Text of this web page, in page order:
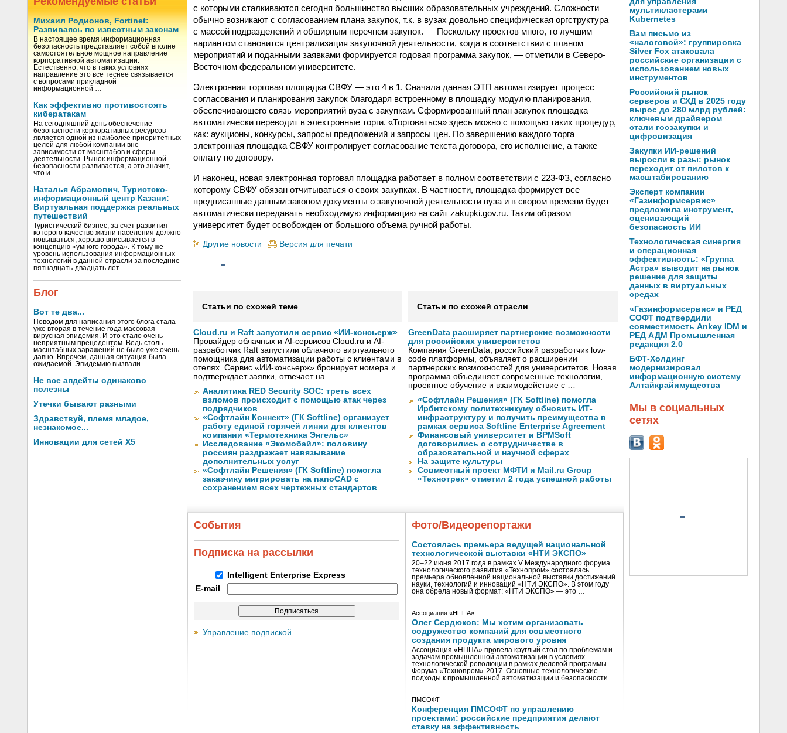
Михаил Родионов, Fortinet:
Развиваясь по известным законам
В настоящее время информационная
безопасность представляет собой вполне
самостоятельное мощное направление
корпоративной автоматизации.
Естественно, что в таких условиях
направление это все теснее связывается
с вопросами прикладной
информационной …
Как эффективно противостоять
кибератакам
На сегодняшний день обеспечение
безопасности корпоративных ресурсов
является одной из наиболее приоритетных
целей для любой компании вне
зависимости от масштабов и сферы
деятельности. Рынок информационной
безопасности развивается, а это значит,
что и …
Наталья Абрамович, Туристско-
информационный центр Казани:
Виртуальная поддержка реальных
путешествий
Туристический бизнес, за счет развития
которого качество жизни населения должно
повышаться, хорошо вписывается в
концепцию «умного города». К тому же
уровень использования информационных
технологий в данной отрасли за последние
пятнадцать-двадцать лет …
Блог
Вот те два...
Поводом для написания этого блога стала
уже вторая в течение года массовая
вирусная эпидемия. И это стало очень
неприятным прецедентом. Ведь столь
масштабных заражений не было уже очень
давно. Впрочем, данная ситуация была
ожидаемой. Эпидемию вызвали …
Не все апдейты одинаково
полезны
Утечки бывают разными
Здравствуй, племя младое,
незнакомое...
Инновации для сетей X5
с которыми сталкиваются сегодня большинство высших образовательных учреждений. Сложности
обычно возникают с согласованием плана закупок, т.к. в вузах довольно специфическая оргструктура
с массой подразделений и обширным перечнем закупок. — Поскольку проектов много, то лучшим
вариантом становится централизация закупочной деятельности, когда в соответствии с планом
мероприятий и поданными заявками формируется годовая программа закупок, — отметили в Северо-
Восточном федеральном университете.
Электронная торговая площадка СВФУ — это 4 в 1. Сначала данная ЭТП автоматизирует процесс
согласования и планирования закупок благодаря встроенному в площадку модулю планирования,
обеспечивающего связь мероприятий вуза с закупкам. Сформированный план закупок площадка
автоматически переводит в электронные торги. «Торговаться» здесь можно с помощью таких процедур,
как: аукционы, конкурсы, запросы предложений и запросы цен. По завершению каждого торга
электронная площадка СВФУ контролирует согласование текста договора, его исполнение, а также
оплату по договору.
И наконец, новая электронная торговая площадка работает в полном соответствии с 223-ФЗ, согласно
которому СВФУ обязан отчитываться о своих закупках. В частности, площадка формирует все
предписанные данным законом документы о закупочной деятельности вуза и в скором времени будет
автоматически передавать необходимую информацию на сайт zakupki.gov.ru. Таким образом
университет будет освобожден от большого объема ручной работы.
Другие новости Версия для печати
Статьи по схожей теме
Cloud.ru и Raft запустили сервис «ИИ-консьерж»
Провайдер облачных и AI-сервисов Cloud.ru и AI-
разработчик Raft запустили облачного виртуального
помощника для автоматизации работы с клиентами в
отелях. Сервис «ИИ-консьерж» бронирует номера и
подтверждает заявки, отвечает на …
Аналитика RED Security SOC: треть всех
взломов происходит с помощью атак через
подрядчиков
«Софтлайн Коннект» (ГК Softline) организует
работу единой горячей линии для клиентов
компании «Термотехника Энгельс»
Исследование «Экомобайл»: половину
россиян раздражает навязывание
дополнительных услуг
«Софтлайн Решения» (ГК Softline) помогла
заказчику мигрировать на nanoCAD с
сохранением всех чертежных стандартов
Статьи по схожей отрасли
GreenData расширяет партнерские возможности
для российских университетов
Компания GreenData, российский разработчик low-
code платформы, объявляет о расширении
партнерских возможностей для университетов. Новая
программа объединяет современные технологии,
проектное обучение и взаимодействие с …
«Софтлайн Решения» (ГК Softline) помогла
Ирбитскому политехникуму обновить ИТ-
инфраструктуру и получить преимущества в
рамках сервиса Softline Enterprise Agreement
Финансовый университет и BPMSoft
договорились о сотрудничестве в
образовательной и научной сферах
На защите культуры
Совместный проект МФТИ и Mail.ru Group
«Технотрек» отметил 2 года успешной работы
События
Подписка на рассылки
Intelligent Enterprise Express
E-mail
Управление подпиской
Фото/Видеорепортажи
Состоялась премьера ведущей национальной
технологической выставки «НТИ ЭКСПО»
20–22 июня 2017 года в рамках V Международного форума
технологического развития «Технопром» состоялась
премьера обновленной национальной выставки достижений
науки, технологий и инноваций «НТИ ЭКСПО». В этом году
она обрела новый формат: «НТИ ЭКСПО» — это …
Ассоциация «НППА»
Олег Сердюков: Мы хотим организовать
содружество компаний для совместного
создания продукта мирового уровня
Ассоциация «НППА» провела круглый стол по проблемам и
задачам промышленной автоматизации в условиях
технологической революции в рамках деловой программы
Форума «Технопром»-2017. Основные технологические
подходы к промышленной автоматизации и безопасности …
ПМСОФТ
Конференция ПМСОФТ по управлению
проектами: российские предприятия делают
ставку на эффективность
мультикластерами
Kubernetes
Вам письмо из
«налоговой»: группировка
Silver Fox атаковала
российские организации с
использованием новых
инструментов
Российский рынок
серверов и СХД в 2025 году
вырос до 280 млрд рублей:
ключевым драйвером
стали госзакупки и
цифровизация
Закупки ИИ-решений
выросли в разы: рынок
переходит от пилотов к
масштабированию
Эксперт компании
«Газинформсервис»
предложила инструмент,
оценивающий
безопасность ИИ
Технологическая синергия
и операционная
эффективность: «Группа
Астра» выводит на рынок
решение для защиты
данных в виртуальных
средах
«Газинформсервис» и РЕД
СОФТ подтвердили
совместимость Ankey IDM и
РЕД АДМ Промышленная
редакция 2.0
БФТ-Холдинг
модернизировал
информационную систему
Алтайкрайимущества
Мы в социальных
сетях